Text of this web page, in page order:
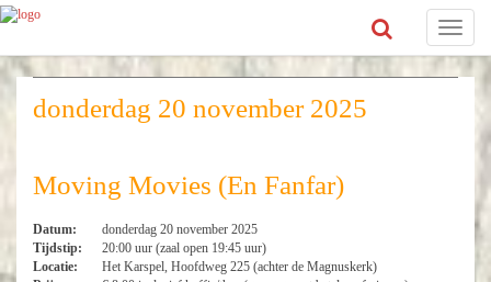
Toggle
donderdag 20 november 2025
Moving Movies (En Fanfar)
Datum:
donderdag 20 november 2025
Tijdstip:
20:00 uur (zaal open 19:45 uur)
Locatie:
Het Karspel, Hoofdweg 225 (achter de Magnuskerk)